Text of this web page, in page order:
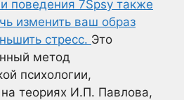
поведения 7Spsy также
изменить ваш образ
стресс. Это
метод
психологии,
теориях И.П. Павлова,